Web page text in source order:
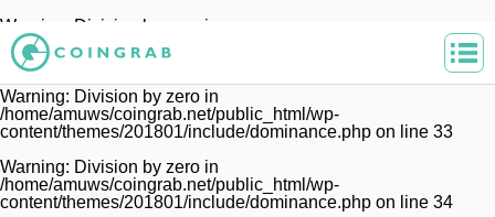
Warning
: Division by zero in
/home/amuws/coingrab.net/public_html/wp-
content/themes/201801/include/dominance.php
32
Warning: Division by zero in
/home/amuws/coingrab.net/public_html/wp-
content/themes/201801/include/dominance.php on line 33
Warning: Division by zero in
/home/amuws/coingrab.net/public_html/wp-
content/themes/201801/include/dominance.php on line 34